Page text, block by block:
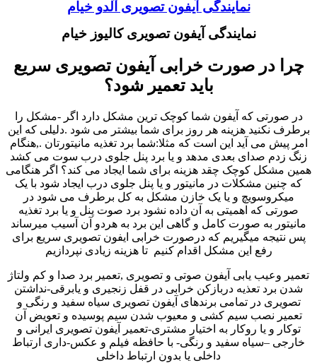
نمایندگی آیفون تصویری آلدو خیام
نمایندگی آیفون تصویری کالیوز خیام
چرا در صورت خرابی آیفون تصویری سریع
باید تعمیر شود؟
در صورتی که آیفون شما کوچک ترین مشکل دارد اگر -مشکل را
برطرف نکنید هزینه هر روز برای شما بیشتر می شود .دلیلی که این
امر پیش می آید این است که مثلا:شما برد تغذیه مانیتورتان .,هنگام
زنگ زدم صدای بعدی مدهد و یا برد پنل جلوی درب سوت می کشد
همین مشکل کوچک چقد هزینه برای شما ایجاد می کند؟ اگر هنگامی
که چنین مشکلات در مانیتور و یا پنل جلوی درب ایجاد شود با یک
میکروسویچ و یا یک خازن مشکل به کل برطرف می شود در
صورتی که اهمیتی به آن داده نشود برد صوت پنل و یا برد تغذیه
مانیتور به صورت کامل و گاهی این برد به هردو آن آسیب میرساند
پس نتیجه میگیریم که درصورت خرابی ایفون تصویری سریع برای
رفع این مشکل اقدام کنیم تا هزینه زیادی نپردازیم
تعمیر وعیب یابی آیفون صوتی و تصویری ,تعمیر برد صدا و کم ولتاژ
شدن برد تعذیه دربازکن خرابی در قفل زنجیری و یابرقی-نداشتن
تصویری در تمامی برندهای آیفون تصویری سیاه سفید و رنگی و
تعمیر نصب سیم کشی و معیوب شدن سیم پوسیده و تعویض آن
توکار و یا روکار به اختیار مشتری-تعمیر آیفون تصویری ایرانی و
خارجی –سیاه سفید و رنگی- با حافظه فیلم و عکس-داری ارتباط
داخلی یا بدون ارتباط داخلی